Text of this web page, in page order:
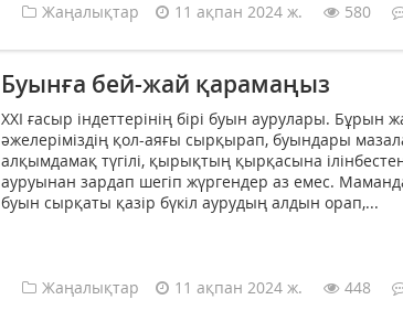
Жаңалықтар 11 ақпан 2024 ж. 580
Буынға бей-жай қарамаңыз
ХХІ ғасыр індеттерінің бірі буын аурулары. Бұрын
әжелеріміздің қол-аяғы сырқырап, буындары
алқымдамақ түгілі, қырықтың қырқасына
ауруынан зардап шегіп жүргендер аз емес.
буын сырқаты қазір бүкіл аурудың алдын орап,...
Жаңалықтар 11 ақпан 2024 ж. 448